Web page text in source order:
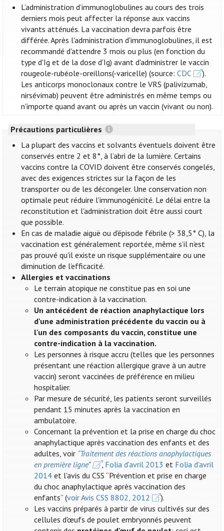
L’administration d’immunoglobulines au cours des trois
derniers mois peut affecter la réponse aux vaccins
vivants atténués. La vaccination devra parfois être
différée. Après l'administration d'immunoglobulines, il est
recommandé d'attendre 3 mois ou plus (en fonction du
type d'Ig et de la dose d'Ig) avant d'administrer le vaccin
rougeole-rubéole-oreillons(-varicelle) (source:CDC
).
Les anticorps monoclonaux contre le VRS (palivizumab,
nirsévimab) peuvent être administrés en même temps ou
n'importe quand avant ou après un vaccin (vivant ou non).
Précautions particulières
La plupart des vaccins et solvants éventuels doivent être
conservés entre 2 et 8°, à l’abri de la lumière. Certains
vaccins contre la COVID doivent être conservés congelés,
avec des exigences strictes sur la façon de les
transporter ou de les décongeler. Une conservation non
optimale peut réduire l'immunogénicité. Le délai entre la
reconstitution et l'administration doit être aussi court
que possible.
En cas de maladie aiguë ou d'épisode fébrile (> 38,5° C), la
vaccination est généralement reportée, même s’il n’est
pas prouvé qu'il existe un risque supplémentaire ou une
diminution de l’efficacité.
Allergies et vaccinations
Le terrain atopique ne constitue pas en soi une
contre-indication à la vaccination.
Un antécédent de réaction anaphylactique lors
d'une administration précédente du vaccin ou à
l'un des composants du vaccin, constitue une
contre-indication à la vaccination.
Les personnes à risque accru (telles que les personnes
présentant une réaction allergique grave à un autre
vaccin) seront vaccinées de préférence en milieu
hospitalier.
Par mesure de sécurité, les patients seront surveillés
pendant 15 minutes après la vaccination en
ambulatoire.
Concernant la prévention et la prise en charge du choc
anaphylactique après vaccination des enfants et des
adultes, voir “Traitement des réactions anaphylactiques
en première ligne”
, Folia d'avril 2013 et Folia d'avril
2014 et l'avis du CSS “Prévention et prise en charge
du choc anaphylactique après vaccination des
enfants” (voir Avis CSS 8802, 2012
).
Les vaccins préparés à partir de virus cultivés sur des
cellules d'œufs de poulet embryonnés peuvent